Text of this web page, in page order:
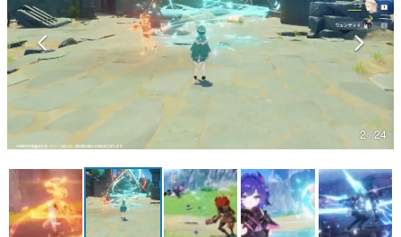
ゲームが変えた日本語
「経験値」「裏技」「ラスボス」… ゲームにまつわる言葉
の起源や用法の変遷を、コンピューター文化史研究家・タ
イニーP氏が徹底調査。
カテゴリ
特集記事
マンガ
女性向け
2 / 24